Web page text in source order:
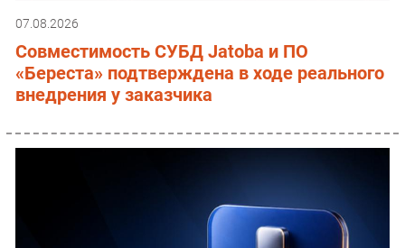
07.08.2026
Совместимость СУБД Jatoba и ПО
«Береста» подтверждена в ходе реального
внедрения у заказчика